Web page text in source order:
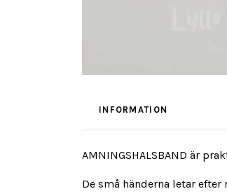
INFORMATION
AMNINGSHALSBAND är
De små händerna letar